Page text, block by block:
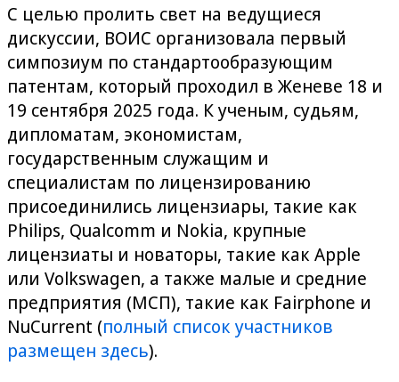
С целью пролить свет на ведущиеся
дискуссии, ВОИС организовала первый
симпозиум по стандартообразующим
патентам, который проходил в Женеве 18 и
19 сентября 2025 года. К ученым, судьям,
дипломатам, экономистам,
государственным служащим и
специалистам по лицензированию
присоединились лицензиары, такие как
Philips, Qualcomm и Nokia, крупные
лицензиаты и новаторы, такие как Apple
или Volkswagen, а также малые и средние
предприятия (МСП), такие как Fairphone и
NuCurrent (полный список участников
размещен здесь).